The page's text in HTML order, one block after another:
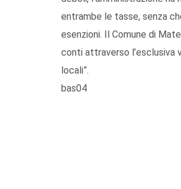
entrambe le tasse, senza
esenzioni. Il Comune di
conti attraverso l’esclusiva
locali”.
bas04